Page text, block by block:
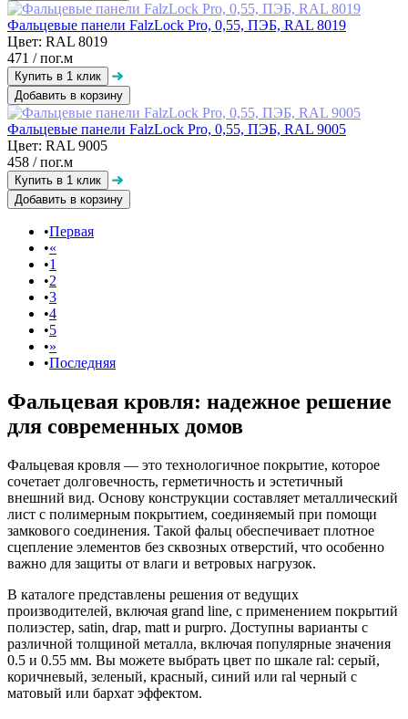
Фальцевые панели FalzLock Pro, 0,55, ПЭБ, RAL 8019
Цвет: RAL 8019
471 / пог.м
Добавить в корзину
Фальцевые панели FalzLock Pro, 0,55, ПЭБ, RAL 9005
Цвет: RAL 9005
458 / пог.м
Добавить в корзину
Первая
«
1
2
3
4
5
»
Последняя
Фальцевая кровля: надежное решение
для современных домов
Фальцевая кровля — это технологичное покрытие, которое
сочетает долговечность, герметичность и эстетичный
внешний вид. Основу конструкции составляет металлический
лист с полимерным покрытием, соединяемый при помощи
замкового соединения. Такой фальц обеспечивает плотное
сцепление элементов без сквозных отверстий, что особенно
важно для защиты от влаги и ветровых нагрузок.
В каталоге представлены решения от ведущих
производителей, включая grand line, с применением покрытий
полиэстер, satin, drap, matt и purpro. Доступны варианты с
различной толщиной металла, включая популярные значения
0.5 и 0.55 мм. Вы можете выбрать цвет по шкале ral: серый,
коричневый, зеленый, красный, синий или ral черный с
матовый или бархат эффектом.